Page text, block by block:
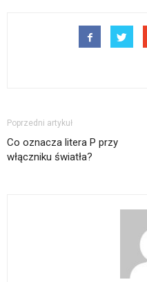
Poprzedni artykuł
Co oznacza litera P przy
włączniku światła?